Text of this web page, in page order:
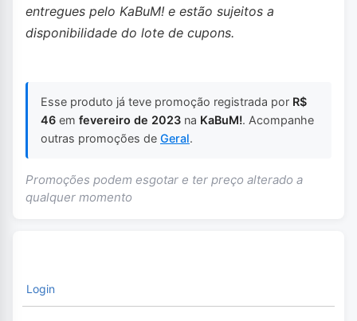
entregues pelo KaBuM! e estão sujeitos a
disponibilidade do lote de cupons.
Esse produto já teve promoção registrada por R$
46 em fevereiro de 2023 na KaBuM!. Acompanhe
outras promoções de Geral.
Promoções podem esgotar e ter preço alterado a
qualquer momento
Login